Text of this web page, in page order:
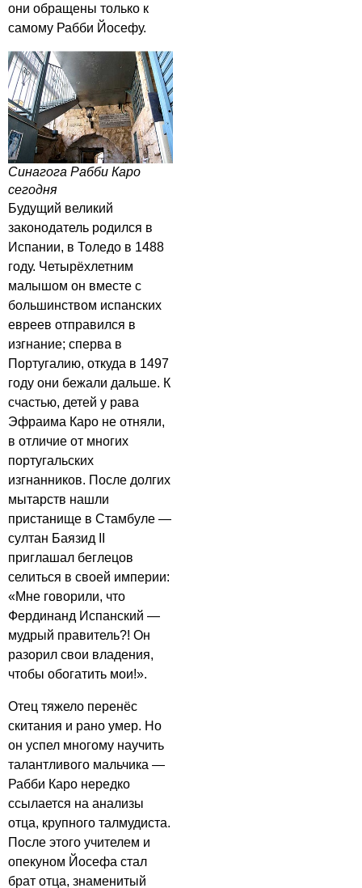
они обращены только к
самому Рабби Йосефу.
Синагога Рабби Каро
сегодня
Будущий великий
законодатель родился в
Испании, в Толедо в 1488
году. Четырёхлетним
малышом он вместе с
большинством испанских
евреев отправился в
изгнание; сперва в
Португалию, откуда в 1497
году они бежали дальше. К
счастью, детей у рава
Эфраима Каро не отняли,
в отличие от многих
португальских
изгнанников. После долгих
мытарств нашли
пристанище в Стамбуле —
султан Баязид II
приглашал беглецов
селиться в своей империи:
«Мне говорили, что
Фердинанд Испанский —
мудрый правитель?! Он
разорил свои владения,
чтобы обогатить мои!».
Отец тяжело перенёс
скитания и рано умер. Но
он успел многому научить
талантливого мальчика —
Рабби Каро нередко
ссылается на анализы
отца, крупного талмудиста.
После этого учителем и
опекуном Йосефа стал
брат отца, знаменитый